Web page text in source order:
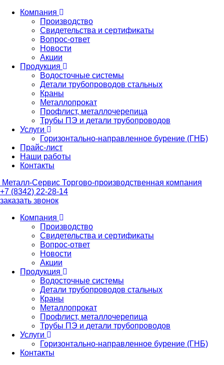
Компания
Производство
Свидетельства и сертификаты
Вопрос-ответ
Новости
Акции
Продукция
Водосточные системы
Детали трубопроводов стальных
Краны
Металлопрокат
Профлист, металлочерепица
Трубы ПЭ и детали трубопроводов
Услуги
Горизонтально-направленное бурение (ГНБ)
Прайс-лист
Наши работы
Контакты
Металл-Сервис Торгово-производственная компания
+7 (8342) 22-28-14
заказать звонок
Компания
Производство
Свидетельства и сертификаты
Вопрос-ответ
Новости
Акции
Продукция
Водосточные системы
Детали трубопроводов стальных
Краны
Металлопрокат
Профлист, металлочерепица
Трубы ПЭ и детали трубопроводов
Услуги
Горизонтально-направленное бурение (ГНБ)
Контакты